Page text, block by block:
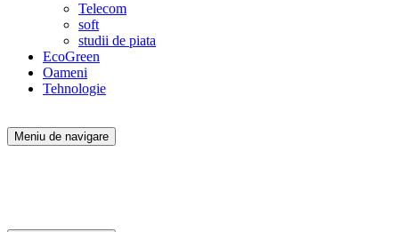
Telecom
soft
studii de piata
EcoGreen
Oameni
Tehnologie
Meniu de navigare